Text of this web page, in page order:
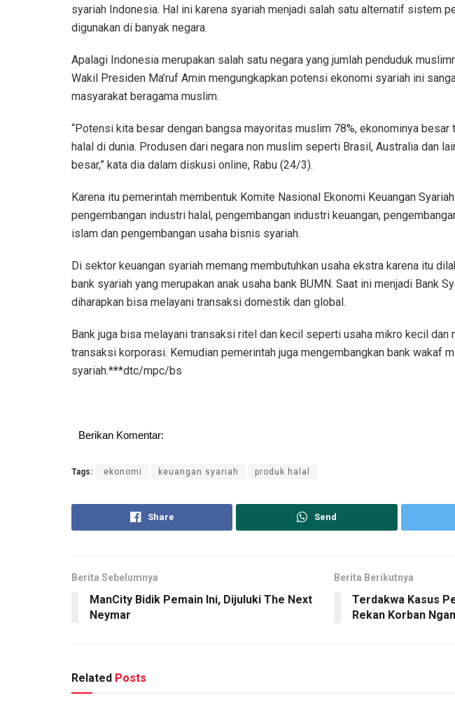
syariah Indonesia. Hal ini karena syariah menjadi salah satu alternatif sistem
digunakan di banyak negara.
Apalagi Indonesia merupakan salah satu negara yang jumlah penduduk
Wakil Presiden Ma’ruf Amin mengungkapkan potensi ekonomi syariah ini
masyarakat beragama muslim.
“Potensi kita besar dengan bangsa mayoritas muslim 78%, ekonominya besar
halal di dunia. Produsen dari negara non muslim seperti Brasil, Australia dan
besar,” kata dia dalam diskusi online, Rabu (24/3).
Karena itu pemerintah membentuk Komite Nasional Ekonomi Keuangan
pengembangan industri halal, pengembangan industri keuangan,
islam dan pengembangan usaha bisnis syariah.
Di sektor keuangan syariah memang membutuhkan usaha ekstra karena itu
bank syariah yang merupakan anak usaha bank BUMN. Saat ini menjadi Bank
diharapkan bisa melayani transaksi domestik dan global.
Bank juga bisa melayani transaksi ritel dan kecil seperti usaha mikro kecil dan
transaksi korporasi. Kemudian pemerintah juga mengembangkan bank wakaf
syariah.***dtc/mpc/bs
Berikan Komentar:
Tags: ekonomi keuangan syariah produk halal
Share Send
Berita Sebelumnya
ManCity Bidik Pemain Ini, Dijuluki The Next
Neymar
Berita Berikutnya
Terdakwa Kasus
Rekan Korban
Related Posts